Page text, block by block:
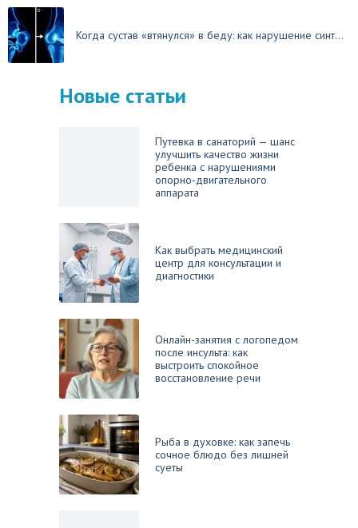
Когда сустав «втянулся» в беду: как нарушение синт...
Новые статьи
Путевка в санаторий — шанс
улучшить качество жизни
ребенка с нарушениями
опорно‑двигательного
аппарата
Как выбрать медицинский
центр для консультации и
диагностики
Онлайн-занятия с логопедом
после инсульта: как
выстроить спокойное
восстановление речи
Рыба в духовке: как запечь
сочное блюдо без лишней
суеты